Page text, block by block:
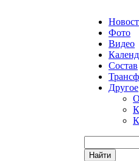
Фото
Видео
Состав
Другое
Найти